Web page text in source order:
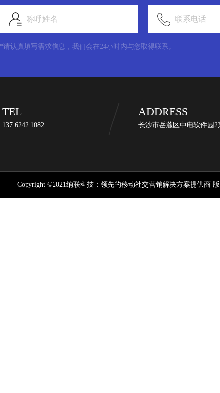
称呼姓名 联系电话
*请认真填写需求信息，我们会在24小时内与您取得联系。
TEL
137 6242 1082
ADDRESS
长沙市岳麓区中电软件园2
Copyright ©2021纳联科技：领先的移动社交营销解决方案提供商